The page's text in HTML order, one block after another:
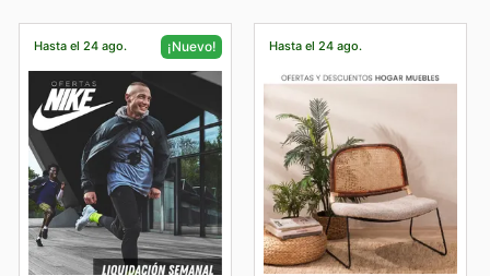
Hasta el 24 ago. ¡Nuevo! Hasta el 24 ago.